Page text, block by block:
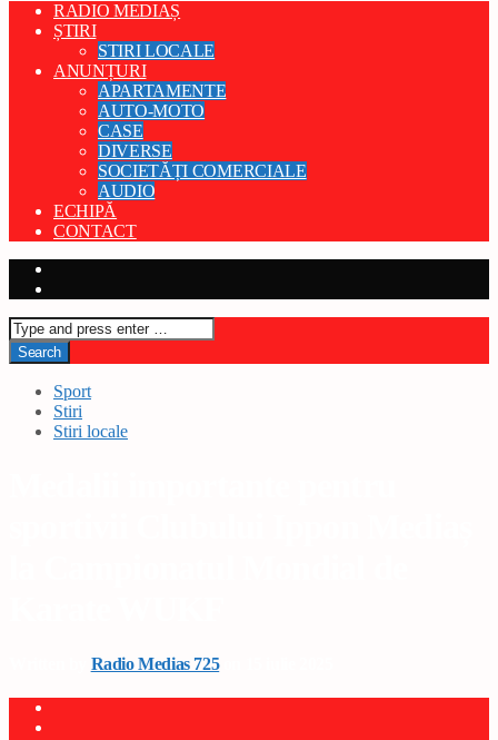
RADIO MEDIAȘ
ȘTIRI
STIRI LOCALE
ANUNȚURI
APARTAMENTE
AUTO-MOTO
CASE
DIVERSE
SOCIETĂȚI COMERCIALE
AUDIO
ECHIPĂ
CONTACT
Sport
Stiri
Stiri locale
Radio Medias 725on 15 iulie 2025